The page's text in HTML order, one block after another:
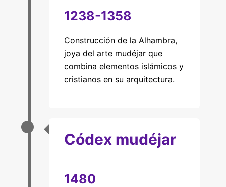
1238-1358
Construcción de la Alhambra,
joya del arte mudéjar que
combina elementos islámicos y
cristianos en su arquitectura.
Códex mudéjar
1480